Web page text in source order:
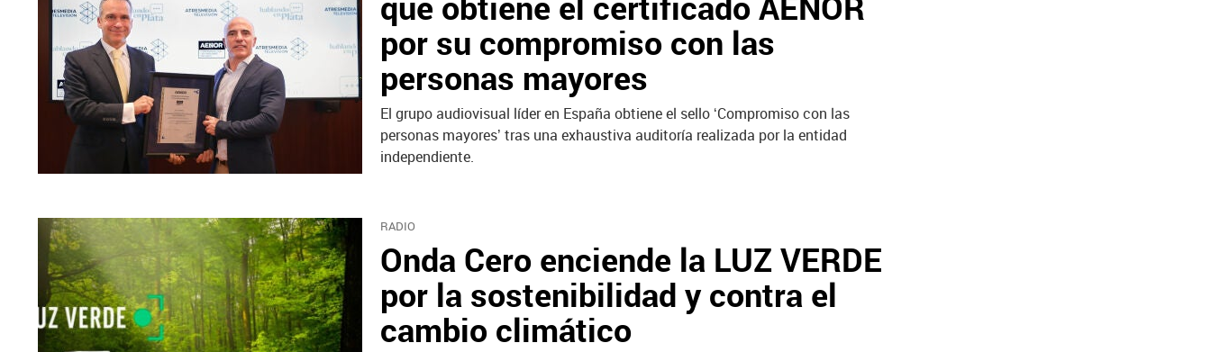
por su compromiso con las
personas mayores
El grupo audiovisual líder en España obtiene el sello ‘Compromiso con las
personas mayores’ tras una exhaustiva auditoría realizada por la entidad
independiente.
RADIO
Onda Cero enciende la LUZ VERDE
por la sostenibilidad y contra el
cambio climático